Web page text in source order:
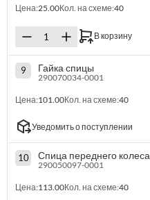
Цена:25.00Кол. на схеме:40
В корзину
9 Гайка спицы
290070034-0001
Цена:101.00Кол. на схеме:40
Уведомить о поступлении
10 Спица переднего колеса
290050097-0001
Цена:113.00Кол. на схеме:40